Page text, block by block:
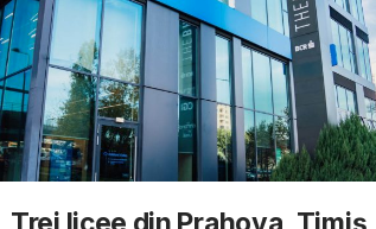
Trei licee din Prahova, Timiș